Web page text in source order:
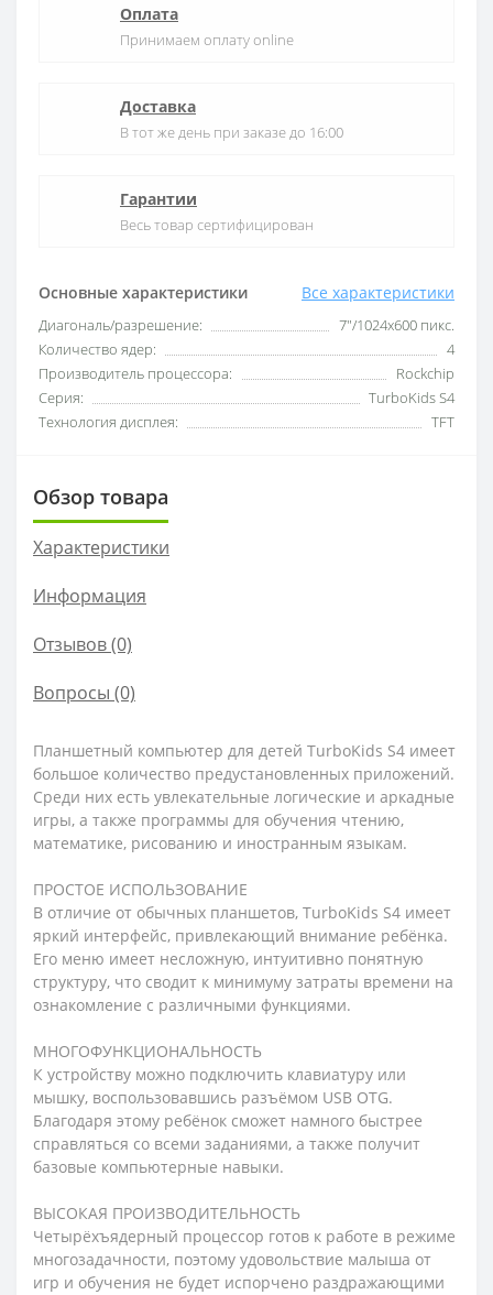
Основные характеристики Все характеристики
Диагональ/разрешение:
7"/1024х600 пикс.
Количество ядер:
4
Производитель процессора:
Rockchip
Серия:
TurboKids S4
Технология дисплея:
TFT
Оплата
Принимаем оплату online
Доставка
В тот же день при заказе до 16:00
Гарантии
Весь товар сертифицирован
Обзор товара
Характеристики
Информация
Отзывов (0)
Вопросы (0)
Планшетный компьютер для детей TurboKids S4 имеет
большое количество предустановленных приложений.
Среди них есть увлекательные логические и аркадные
игры, а также программы для обучения чтению,
математике, рисованию и иностранным языкам.
ПРОСТОЕ ИСПОЛЬЗОВАНИЕ
В отличие от обычных планшетов, TurboKids S4 имеет
яркий интерфейс, привлекающий внимание ребёнка.
Его меню имеет несложную, интуитивно понятную
структуру, что сводит к минимуму затраты времени на
ознакомление с различными функциями.
МНОГОФУНКЦИОНАЛЬНОСТЬ
К устройству можно подключить клавиатуру или
мышку, воспользовавшись разъёмом USB OTG.
Благодаря этому ребёнок сможет намного быстрее
справляться со всеми заданиями, а также получит
базовые компьютерные навыки.
ВЫСОКАЯ ПРОИЗВОДИТЕЛЬНОСТЬ
Четырёхъядерный процессор готов к работе в режиме
многозадачности, поэтому удовольствие малыша от
игр и обучения не будет испорчено раздражающими